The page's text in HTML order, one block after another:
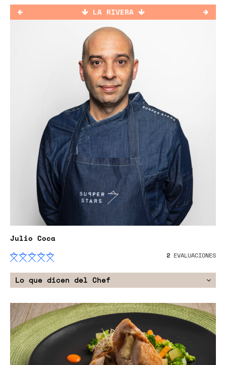
LA RIVERA
Julio Coca
2 EVALUACIONES
Lo que dicen del Chef